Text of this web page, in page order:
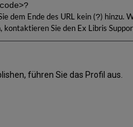
dem Ende des URL kein (?) hinzu.
kontaktieren Sie den Ex Libris
führen Sie das Profil aus.